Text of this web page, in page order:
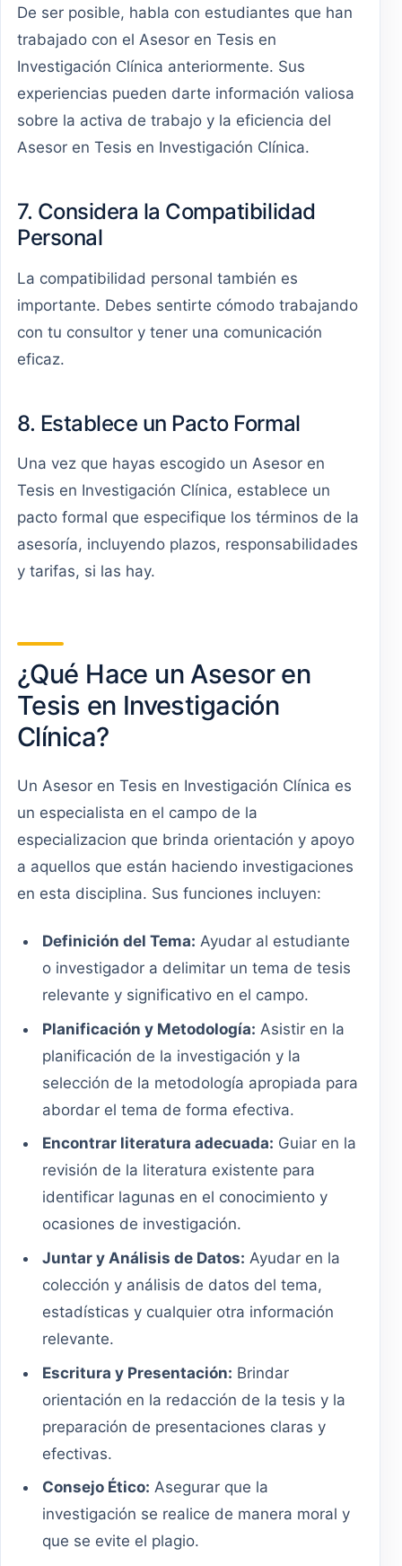
De ser posible, habla con estudiantes que han
trabajado con el Asesor en Tesis en
Investigación Clínica anteriormente. Sus
experiencias pueden darte información valiosa
sobre la activa de trabajo y la eficiencia del
Asesor en Tesis en Investigación Clínica.
7. Considera la Compatibilidad
Personal
La compatibilidad personal también es
importante. Debes sentirte cómodo trabajando
con tu consultor y tener una comunicación
eficaz.
8. Establece un Pacto Formal
Una vez que hayas escogido un Asesor en
Tesis en Investigación Clínica, establece un
pacto formal que especifique los términos de la
asesoría, incluyendo plazos, responsabilidades
y tarifas, si las hay.
¿Qué Hace un Asesor en
Tesis en Investigación
Clínica?
Un Asesor en Tesis en Investigación Clínica es
un especialista en el campo de la
especializacion que brinda orientación y apoyo
a aquellos que están haciendo investigaciones
en esta disciplina. Sus funciones incluyen:
Definición del Tema: Ayudar al estudiante
o investigador a delimitar un tema de tesis
relevante y significativo en el campo.
Planificación y Metodología: Asistir en la
planificación de la investigación y la
selección de la metodología apropiada para
abordar el tema de forma efectiva.
Encontrar literatura adecuada: Guiar en la
revisión de la literatura existente para
identificar lagunas en el conocimiento y
ocasiones de investigación.
Juntar y Análisis de Datos: Ayudar en la
colección y análisis de datos del tema,
estadísticas y cualquier otra información
relevante.
Escritura y Presentación: Brindar
orientación en la redacción de la tesis y la
preparación de presentaciones claras y
efectivas.
Consejo Ético: Asegurar que la
investigación se realice de manera moral y
que se evite el plagio.